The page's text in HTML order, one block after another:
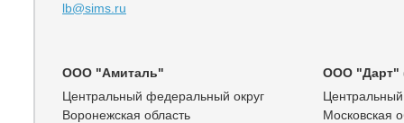
lb@sims.ru
ООО "Амиталь"
Центральный федеральный округ
Воронежская область
ООО "Дарт"
Московская